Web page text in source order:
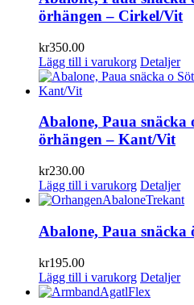
örhängen – Cirkel/Vit
kr350.00
Lägg till i varukorg Detaljer
Abalone, Paua snäcka
örhängen – Kant/Vit
kr230.00
Lägg till i varukorg Detaljer
Abalone, Paua
kr195.00
Lägg till i varukorg Detaljer